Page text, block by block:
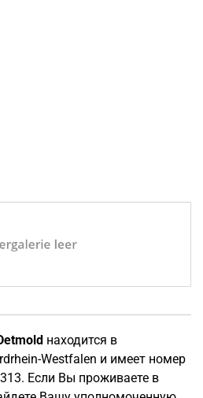
находится в
Westfalen и имеет номер
Если Вы проживаете в